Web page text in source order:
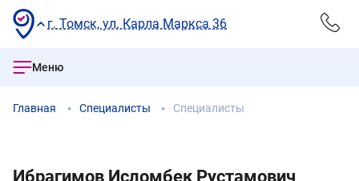
г. Томск, ул. Карла Маркса 36
Меню
Главная Специалисты Специалисты
Ибрагимов Исломбек Рустамович